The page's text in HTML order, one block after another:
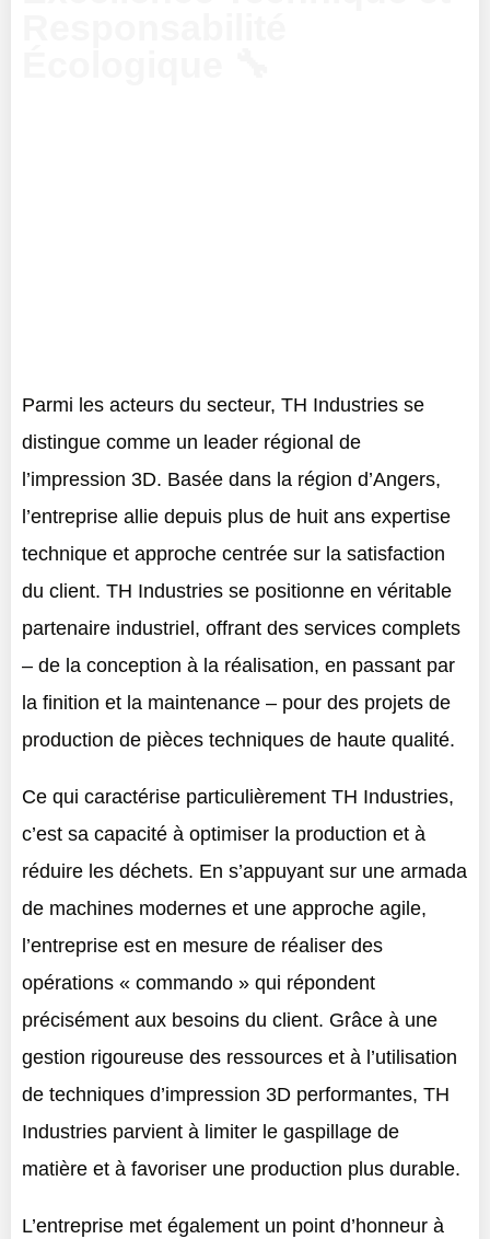
Parmi les acteurs du secteur, TH Industries se
distingue comme un leader régional de
l’impression 3D. Basée dans la région d’Angers,
l’entreprise allie depuis plus de huit ans expertise
technique et approche centrée sur la satisfaction
du client. TH Industries se positionne en véritable
partenaire industriel, offrant des services complets
– de la conception à la réalisation, en passant par
la finition et la maintenance – pour des projets de
production de pièces techniques de haute qualité.
Ce qui caractérise particulièrement TH Industries,
c’est sa capacité à optimiser la production et à
réduire les déchets. En s’appuyant sur une armada
de machines modernes et une approche agile,
l’entreprise est en mesure de réaliser des
opérations « commando » qui répondent
précisément aux besoins du client. Grâce à une
gestion rigoureuse des ressources et à l’utilisation
de techniques d’impression 3D performantes, TH
Industries parvient à limiter le gaspillage de
matière et à favoriser une production plus durable.
L’entreprise met également un point d’honneur à